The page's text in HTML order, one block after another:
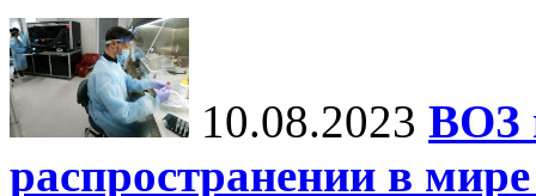
10.08.2023 ВОЗ
распространении в